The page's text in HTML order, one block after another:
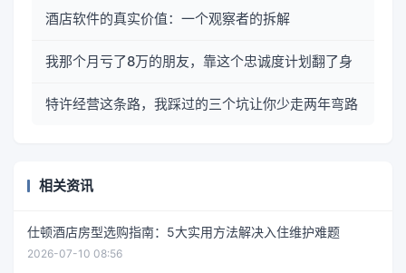
酒店软件的真实价值：一个观察者的拆解
我那个月亏了8万的朋友，靠这个忠诚度计划翻了身
特许经营这条路，我踩过的三个坑让你少走两年弯路
相关资讯
仕顿酒店房型选购指南：5大实用方法解决入住维护难题
2026-07-10 08:56